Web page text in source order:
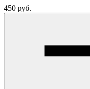
450 руб.